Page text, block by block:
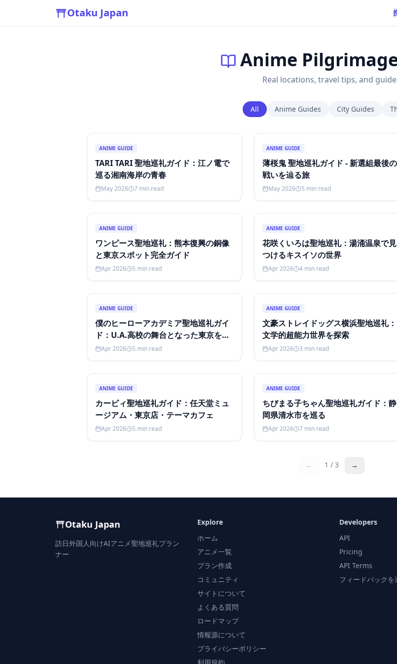
Otaku Japan
Anime
Real locations, travel tips, and
All Anime Guides City Guides
ANIME GUIDE
TARI TARI 聖地巡礼ガイド：江ノ電で
巡る湘南海岸の青春
May 2026 7 min read
ANIME GUIDE
薄桜鬼 聖地巡礼ガイド - 新選組最後の
戦いを辿る旅
May 2026 5 min read
ANIME GUIDE
ワンピース聖地巡礼：熊本復興の銅像
と東京スポット完全ガイド
Apr 2026 5 min read
ANIME GUIDE
花咲くいろは聖地巡礼：湯涌温泉で見
つけるキスイソの世界
Apr 2026 4min read
ANIME GUIDE
僕のヒーローアカデミア聖地巡礼ガイ
ド：U.A.高校の舞台となった東京を探
索しよう
Apr 2026 5 min read
ANIME GUIDE
文豪ストレイドッグス横浜聖地巡礼：
文学的超能力世界を探索
Apr 2026 3 min read
ANIME GUIDE
カービィ聖地巡礼ガイド：任天堂ミュ
ージアム・東京店・テーマカフェ
Apr 2026 5 min read
ANIME GUIDE
ちびまる子ちゃん聖地巡礼ガイド：静
岡県清水市を巡る
Apr 2026 7min read
← 1 / 3 →
Otaku Japan
訪日外国人向けAIアニメ聖地巡礼プラン
ナー
Explore
ホーム
アニメ一覧
プラン作成
コミュニティ
サイトについて
よくある質問
ロードマップ
情報源について
プライバシーポリシー
Developers
API
Pricing
API Terms
フィードバックを